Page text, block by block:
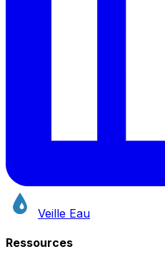
Veille Eau
Ressources